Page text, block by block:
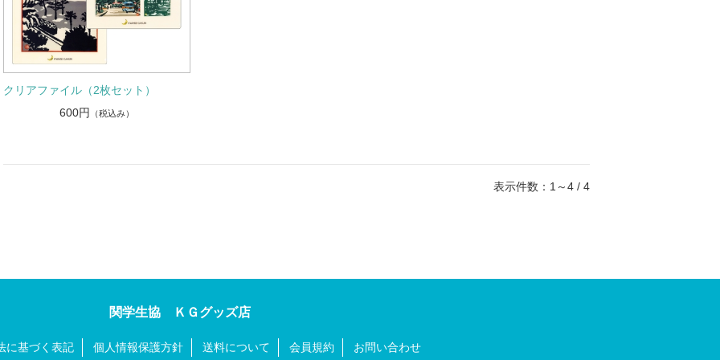
クリアファイル（2枚セット）
600円
（税込み）
表示件数：1～4 / 4
関学生協 ＫＧグッズ店
に基づく表記 個人情報保護方針 送料について 会員規約 お問い合わせ